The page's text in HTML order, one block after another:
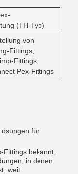
(TH-Typ)
von
Fittings,
Fittings,
Pex-Fittings
für
Fittings bekannt,
in denen
weit